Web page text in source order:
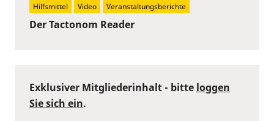
Der Tactonom Reader
Hilfsmittel Video Veranstaltungsberichte
Exklusiver Mitgliederinhalt - bitte loggen
Sie sich ein.